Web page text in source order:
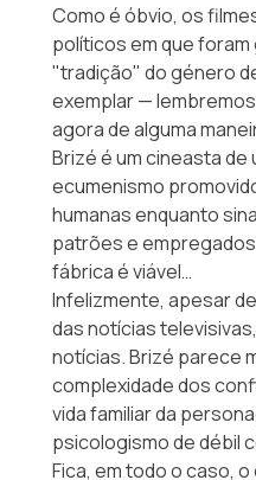
Como é óbvio, os
políticos em que
"tradição" do género
exemplar —
agora de alguma
Brizé é um cineasta
ecumenismo
humanas enquanto
patrões e
fábrica é viável…
Infelizmente, apesar
das notícias
notícias. Brizé parece
complexidade dos
vida familiar da
psicologismo de débil
Fica, em todo o caso,